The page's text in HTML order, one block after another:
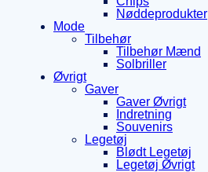
Nøddeprodukter
Mode
Tilbehør
Tilbehør Mænd
Solbriller
Øvrigt
Gaver
Gaver Øvrigt
Indretning
Souvenirs
Legetøj
Blødt Legetøj
Legetøj Øvrigt